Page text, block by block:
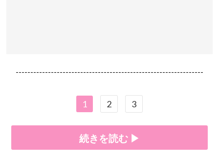
----------------------------------------------------------------
1 2 3
続きを読む ▶